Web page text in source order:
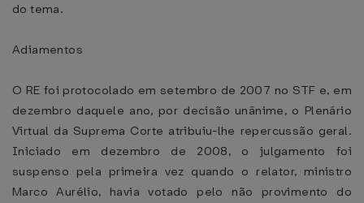
do tema.
Adiamentos
O RE foi protocolado em setembro de 2007 no STF e, em
dezembro daquele ano, por decisão unânime, o Plenário
Virtual da Suprema Corte atribuiu-lhe repercussão geral.
Iniciado em dezembro de 2008, o julgamento foi
suspenso pela primeira vez quando o relator, ministro
Marco Aurélio, havia votado pelo não provimento do